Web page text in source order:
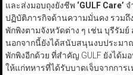
และส่งมอบถุงยังชีพ ‘GULF Care’ จ
ปฏิบัติภารกิจด้านความมั่นคง รวม
พักพิงตามจังหวัดต่าง ๆ เช่น บุรีรัม
นอกจากนี้ยังได้สนับสนุนงบประมา
พักพิงอีกด้วย ที่สำคัญ GULF ยังได้ม
ให้แก่ทหารที่ได้รับบาดเจ็บจากการ